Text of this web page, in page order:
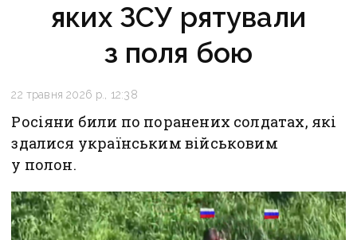
яких ЗСУ рятували
з поля бою
22 травня 2026 р., 12:38
Росіяни били по поранених солдатах, які
здалися українським військовим
у полон.